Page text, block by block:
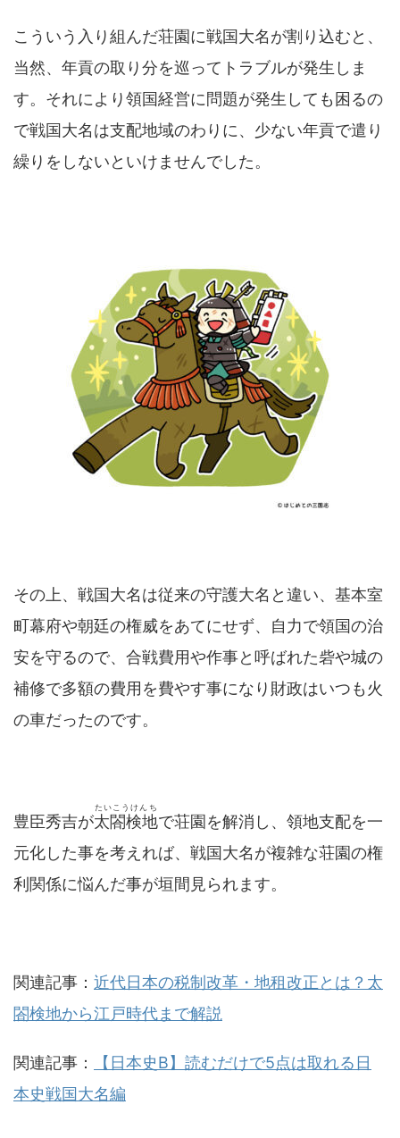
こういう入り組んだ荘園に戦国大名が割り込むと、
当然、年貢の取り分を巡ってトラブルが発生しま
す。それにより領国経営に問題が発生しても困るの
で戦国大名は支配地域のわりに、少ない年貢で遣り
繰りをしないといけませんでした。
その上、戦国大名は従来の守護大名と違い、基本室
町幕府や朝廷の権威をあてにせず、自力で領国の治
安を守るので、合戦費用や作事と呼ばれた砦や城の
補修で多額の費用を費やす事になり財政はいつも火
の車だったのです。
豊臣秀吉が太閤検地
たいこうけんち
で荘園を解消し、領地支配を一
元化した事を考えれば、戦国大名が複雑な荘園の権
利関係に悩んだ事が垣間見られます。
関連記事： 近代日本の税制改革・地租改正とは？太
閤検地から江戸時代まで解説
関連記事：
【日本史B】読むだけで5点は取れる日
本史戦国大名編